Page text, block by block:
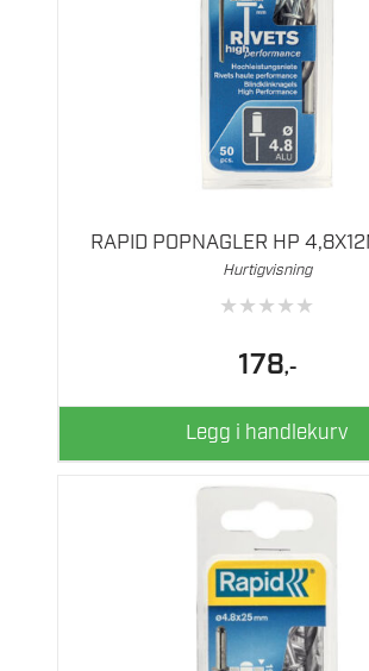
RAPID POPNAGLER HP
Hurtigvisning
★★★★★
178,-
Legg i handlekurv